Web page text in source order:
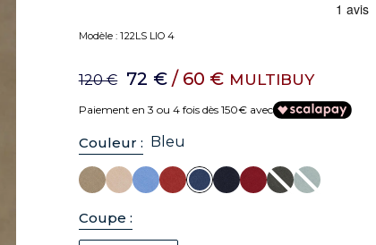
Modèle :122LS LIO 4
120 € 72 €/ 60 € MULTIBUY
Paiement en 3 ou 4 fois dès 150€ avec
Couleur : Bleu
Coupe :